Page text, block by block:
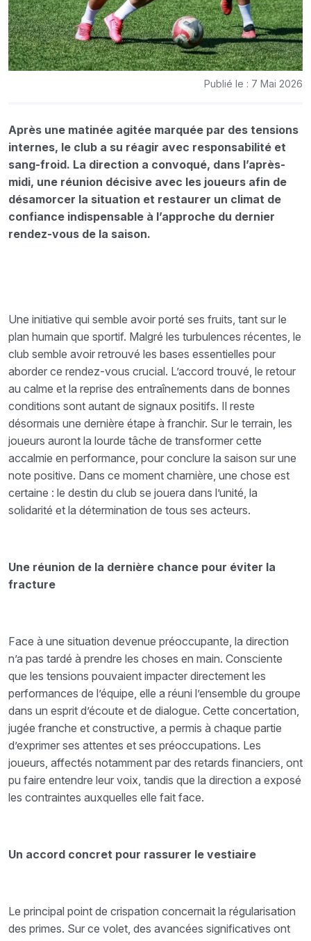
Publié le : 7 Mai 2026
Après une matinée agitée marquée par des tensions
internes, le club a su réagir avec responsabilité et
sang-froid. La direction a convoqué, dans l’après-
midi, une réunion décisive avec les joueurs afin de
désamorcer la situation et restaurer un climat de
confiance indispensable à l’approche du dernier
rendez-vous de la saison.
Une initiative qui semble avoir porté ses fruits, tant sur le
plan humain que sportif. Malgré les turbulences récentes, le
club semble avoir retrouvé les bases essentielles pour
aborder ce rendez-vous crucial. L’accord trouvé, le retour
au calme et la reprise des entraînements dans de bonnes
conditions sont autant de signaux positifs. Il reste
désormais une dernière étape à franchir. Sur le terrain, les
joueurs auront la lourde tâche de transformer cette
accalmie en performance, pour conclure la saison sur une
note positive. Dans ce moment charnière, une chose est
certaine : le destin du club se jouera dans l’unité, la
solidarité et la détermination de tous ses acteurs.
Une réunion de la dernière chance pour éviter la
fracture
Face à une situation devenue préoccupante, la direction
n’a pas tardé à prendre les choses en main. Consciente
que les tensions pouvaient impacter directement les
performances de l’équipe, elle a réuni l’ensemble du groupe
dans un esprit d’écoute et de dialogue. Cette concertation,
jugée franche et constructive, a permis à chaque partie
d’exprimer ses attentes et ses préoccupations. Les
joueurs, affectés notamment par des retards financiers, ont
pu faire entendre leur voix, tandis que la direction a exposé
les contraintes auxquelles elle fait face.
Un accord concret pour rassurer le vestiaire
Le principal point de crispation concernait la régularisation
des primes. Sur ce volet, des avancées significatives ont